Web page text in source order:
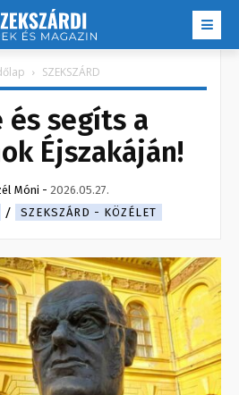
SZEKSZÁRD
és segíts a
Éjszakáján!
Móni - 2026.05.27.
SZEKSZÁRD - KÖZÉLET